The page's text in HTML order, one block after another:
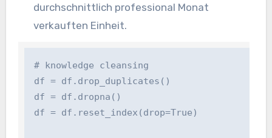
durchschnittlich professional Monat
verkauften Einheit.
# knowledge cleansing
df = df.drop_duplicates()
df = df.dropna()
df = df.reset_index(drop=True)